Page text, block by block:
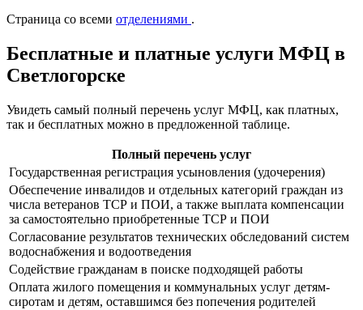
Страница со всеми отделениями .
Бесплатные и платные услуги МФЦ в
Светлогорске
Увидеть самый полный перечень услуг МФЦ, как платных,
так и бесплатных можно в предложенной таблице.
Полный перечень услуг
Государственная регистрация усыновления (удочерения)
Обеспечение инвалидов и отдельных категорий граждан из
числа ветеранов ТСР и ПОИ, а также выплата компенсации
за самостоятельно приобретенные ТСР и ПОИ
Согласование результатов технических обследований систем
водоснабжения и водоотведения
Содействие гражданам в поиске подходящей работы
Оплата жилого помещения и коммунальных услуг детям-
сиротам и детям, оставшимся без попечения родителей